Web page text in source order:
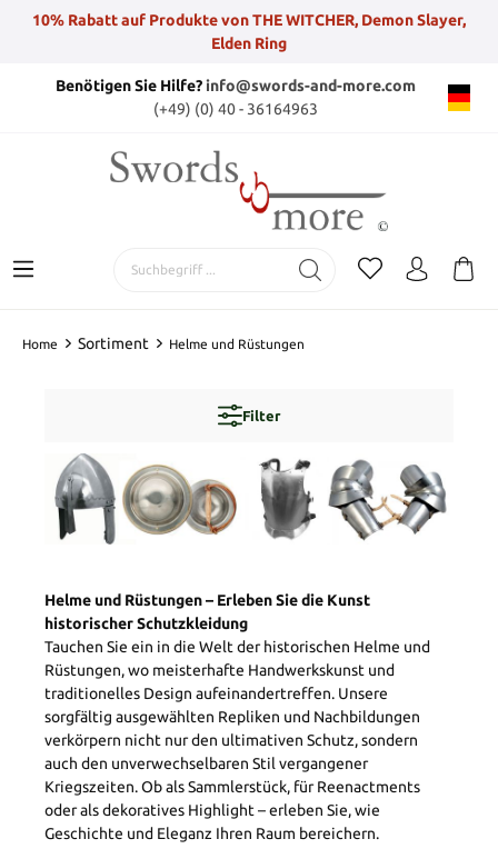
10% Rabatt auf Produkte von THE WITCHER, Demon Slayer,
Elden Ring
Benötigen Sie Hilfe?info@swords-and-more.com
(+49) (0) 40 - 36164963
Home Sortiment Helme und Rüstungen
Filter
Helme und Rüstungen – Erleben Sie die Kunst
historischer Schutzkleidung
Tauchen Sie ein in die Welt der historischen Helme und
Rüstungen, wo meisterhafte Handwerkskunst und
traditionelles Design aufeinandertreffen. Unsere
sorgfältig ausgewählten Repliken und Nachbildungen
verkörpern nicht nur den ultimativen Schutz, sondern
auch den unverwechselbaren Stil vergangener
Kriegszeiten. Ob als Sammlerstück, für Reenactments
oder als dekoratives Highlight – erleben Sie, wie
Geschichte und Eleganz Ihren Raum bereichern.